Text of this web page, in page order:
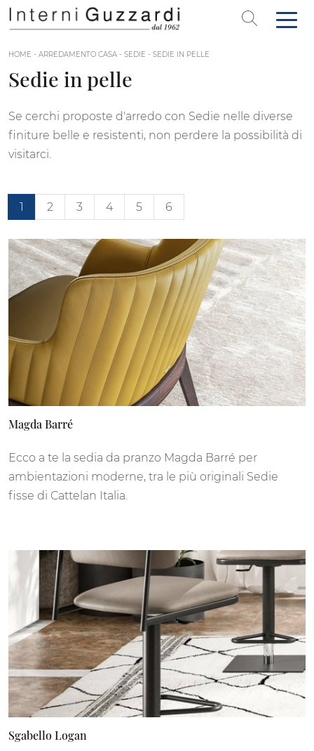
HOME - ARREDAMENTO CASA - SEDIE - SEDIE IN PELLE
Sedie in pelle
Se cerchi proposte d'arredo con Sedie nelle diverse
finiture belle e resistenti, non perdere la possibilità di
visitarci.
1 2 3 4 5 6
Magda Barré
Ecco a te la sedia da pranzo Magda Barré per
ambientazioni moderne, tra le più originali Sedie
fisse di Cattelan Italia.
Sgabello Logan